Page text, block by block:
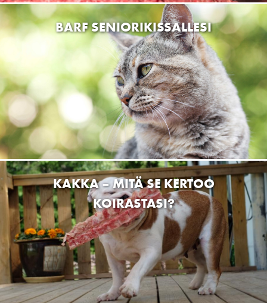
Ahlströminkatu 8, Varkaus, Suomi
Eläinhoitola Lapintassu
Vapaudenkatu 2, 98100 Kemijärvi, Finland
Koirakoto OY
Liikasentie 24, 90540 Oulu, Finland
Kirppari Tuulan Tori
Kainuuntie 32, Sotkamo, Finland
SEO Kestilä
Kestilänraitti 2, Kestilä, Finland
PUUTARHA-PETEN LEMMIKKITARVIKE
Myllyrannantie 2, 35820 Mänttä, Suomi
Eläintarvike Lysti Mäntsälä
Lahdentie 27, Mäntsälä, Suomi
Ketunkullan Hyvinvointi Oy
MIKSI LIHAN VÄRI VAIHTELEE?